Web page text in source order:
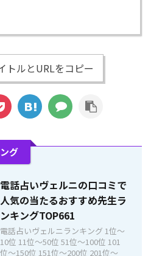
トルとURLをコピー
グ
電話占いヴェルニの口コミで
人気の当たるおすすめ先生ラ
ンキングTOP661
電話占いヴェルニランキング 1位〜
10位 11位〜50位 51位〜100位 101
位〜150位 151位〜200位 201位〜